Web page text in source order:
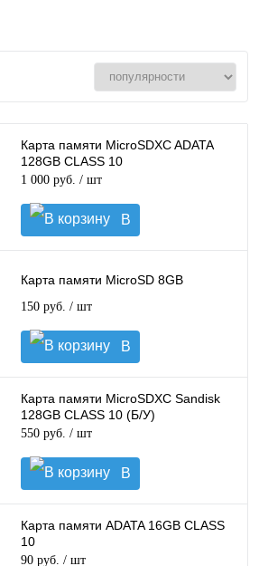
Карта памяти MicroSDXC ADATA
128GB CLASS 10
1 000 руб. / шт
В
корзину
Карта памяти MicroSD 8GB
150 руб. / шт
В
корзину
Карта памяти MicroSDXC Sandisk
128GB CLASS 10 (Б/У)
550 руб. / шт
В
корзину
Карта памяти ADATA 16GB CLASS
10
90 руб. / шт